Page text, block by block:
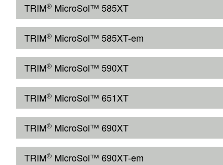
TRIM® MicroSol™ 585XT
TRIM® MicroSol™ 585XT-em
TRIM® MicroSol™ 590XT
TRIM® MicroSol™ 651XT
TRIM® MicroSol™ 690XT
TRIM® MicroSol™ 690XT-em